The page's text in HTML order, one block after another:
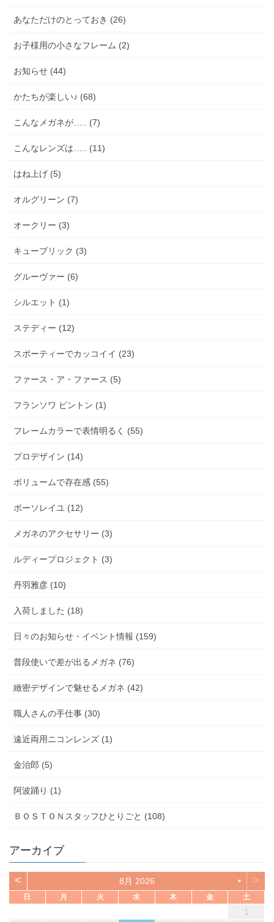
あなただけのとっておき (26)
お子様用の小さなフレーム (2)
お知らせ (44)
かたちが楽しい♪ (68)
こんなメガネが….. (7)
こんなレンズは….. (11)
はね上げ (5)
オルグリーン (7)
オークリー (3)
キューブリック (3)
グルーヴァー (6)
シルエット (1)
ステディー (12)
スポーティーでカッコイイ (23)
ファース・ア・ファース (5)
フランソワ ピントン (1)
フレームカラーで表情明るく (55)
プロデザイン (14)
ボリュームで存在感 (55)
ボーソレイユ (12)
メガネのアクセサリー (3)
ルディープロジェクト (3)
丹羽雅彦 (10)
入荷しました (18)
日々のお知らせ・イベント情報 (159)
普段使いで差が出るメガネ (76)
緻密デザインで魅せるメガネ (42)
職人さんの手仕事 (30)
遠近両用ニコンレンズ (1)
金治郎 (5)
阿波踊り (1)
ＢＯＳＴＯＮスタッフひとりごと (108)
アーカイブ
< 8月 2026 ▼ >
日 月 火 水 木 金 土
1